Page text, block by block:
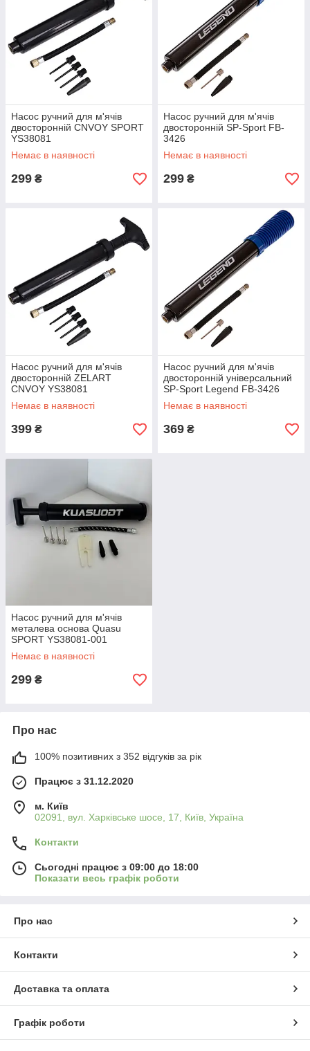
Насос ручний для м'ячів
двосторонній CNVOY SPORT
YS38081
Немає в наявності
299 ₴
Насос ручний для м'ячів
двосторонній SP-Sport FB-
3426
Немає в наявності
299 ₴
Насос ручний для м'ячів
двосторонній ZELART
CNVOY YS38081
Немає в наявності
399 ₴
Насос ручний для м'ячів
двосторонній універсальний
SP-Sport Legend FB-3426
Немає в наявності
369 ₴
Насос ручний для м'ячів
металева основа Quasu
SPORT YS38081-001
Немає в наявності
299 ₴
Про нас
100% позитивних з 352 відгуків за рік
Працює з 31.12.2020
м. Київ
02091, вул. Харківське шосе, 17, Київ, Україна
Контакти
Сьогодні працює з 09:00 до 18:00
Показати весь графік роботи
Про нас
Контакти
Доставка та оплата
Графік роботи